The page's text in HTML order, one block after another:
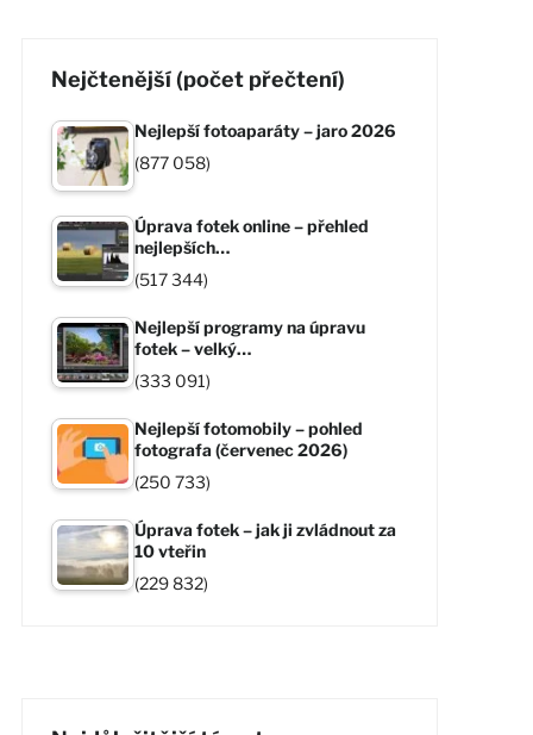
Nejčtenější (počet přečtení)
Nejlepší fotoaparáty – jaro 2026
(877 058)
Úprava fotek online – přehled
nejlepších…
(517 344)
Nejlepší programy na úpravu
fotek – velký…
(333 091)
Nejlepší fotomobily – pohled
fotografa (červenec 2026)
(250 733)
Úprava fotek – jak ji zvládnout za
10 vteřin
(229 832)